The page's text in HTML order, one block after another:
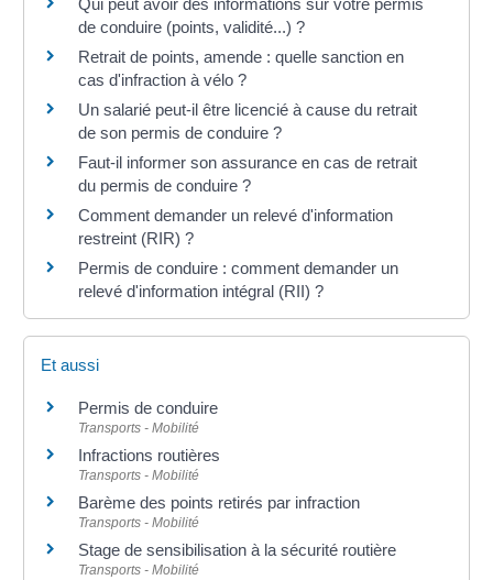
de conduire (points, validité...) ?
Retrait de points, amende : quelle sanction en
cas d'infraction à vélo ?
Un salarié peut-il être licencié à cause du retrait
de son permis de conduire ?
Faut-il informer son assurance en cas de retrait
du permis de conduire ?
Comment demander un relevé d'information
restreint (RIR) ?
Permis de conduire : comment demander un
relevé d'information intégral (RII) ?
Et aussi
Permis de conduire
Transports - Mobilité
Infractions routières
Transports - Mobilité
Barème des points retirés par infraction
Transports - Mobilité
Stage de sensibilisation à la sécurité routière
Transports - Mobilité